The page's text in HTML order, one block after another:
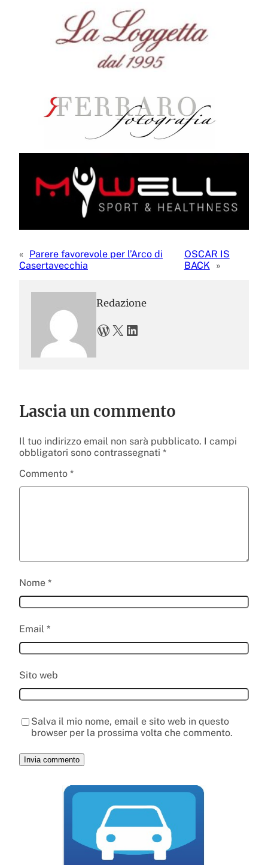
« Parere favorevole per l’Arco di
Casertavecchia
OSCAR IS
BACK »
Redazione
WordPress X LinkedIn
Lascia un commento
Il tuo indirizzo email non sarà pubblicato. I campi
obbligatori sono contrassegnati *
Commento *
Nome *
Email *
Sito web
Salva il mio nome, email e sito web in questo
browser per la prossima volta che commento.